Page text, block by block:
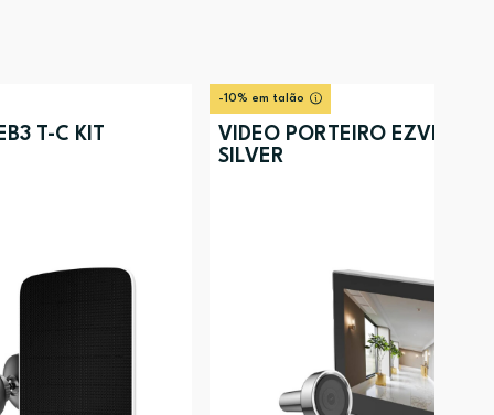
T-C KIT
-10% em talão
VÍDEO PORTEIRO EZVIZ HP2
SILVER